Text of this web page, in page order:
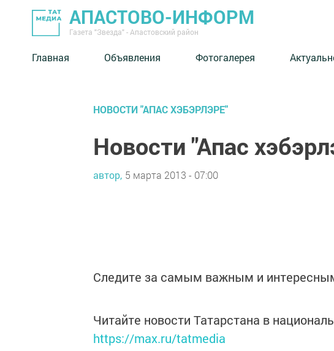
АПАСТОВО-ИНФОРМ
Газета "Звезда" - Апастовский район
Главная Объявления Фотогалерея
НОВОСТИ "АПАС ХЭБЭРЛЭРЕ"
Новости "Апас
автор, 5 марта 2013 - 07:00
Следите за самым важным и
Читайте новости Татарстана в
https://max.ru/tatmedia